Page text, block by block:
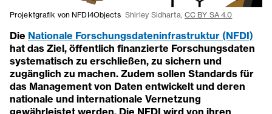
Projektgrafik von NFDI4Objects Shirley Sidharta, CC BY SA 4.0
Die Nationale Forschungsdateninfrastruktur (NFDI)
hat das Ziel, öffentlich finanzierte Forschungsdaten
systematisch zu erschließen, zu sichern und
zugänglich zu machen. Zudem sollen Standards für
das Management von Daten entwickelt und deren
nationale und internationale Vernetzung
gewährleistet werden. Die NFDI wird von ihren